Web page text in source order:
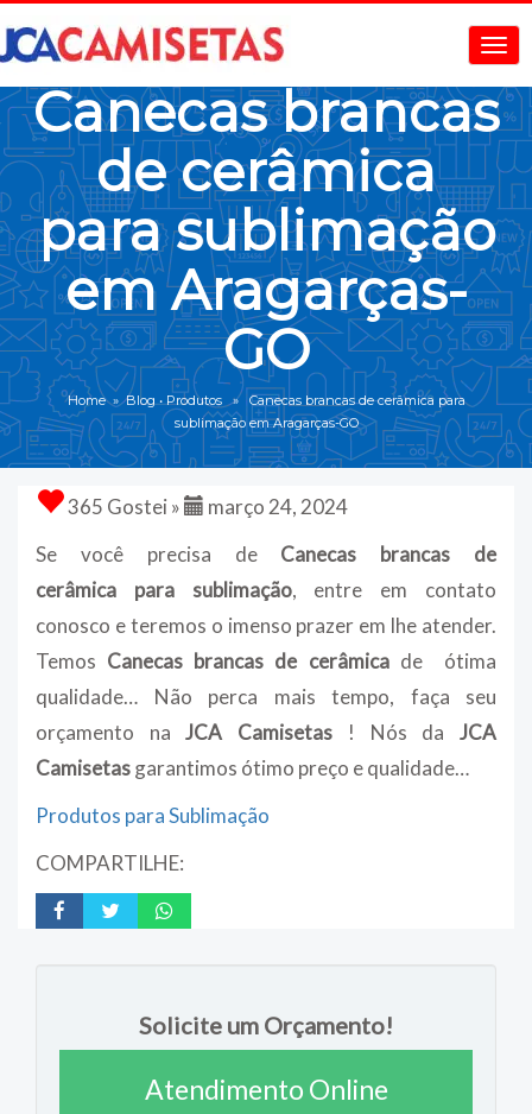
Canecas brancas
de cerâmica
para sublimação
em Aragarças-
GO
Home»Blog•Produtos» Canecas brancas de cerâmica para
sublimação em Aragarças-GO
365 Gostei »
março 24, 2024
Se você precisa de Canecas brancas de
cerâmica para sublimação, entre em contato
conosco e teremos o imenso prazer em lhe atender.
Temos Canecas brancas de cerâmicade ótima
qualidade… Não perca mais tempo, faça seu
orçamento na JCA Camisetas ! Nós daJCA
Camisetasgarantimos ótimo preço e qualidade…
Produtos para Sublimação
COMPARTILHE:
Solicite um Orçamento!
Atendimento Online